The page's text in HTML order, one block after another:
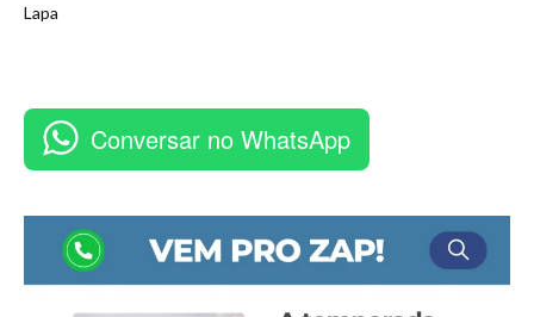
Lapa
Conversar no WhatsApp